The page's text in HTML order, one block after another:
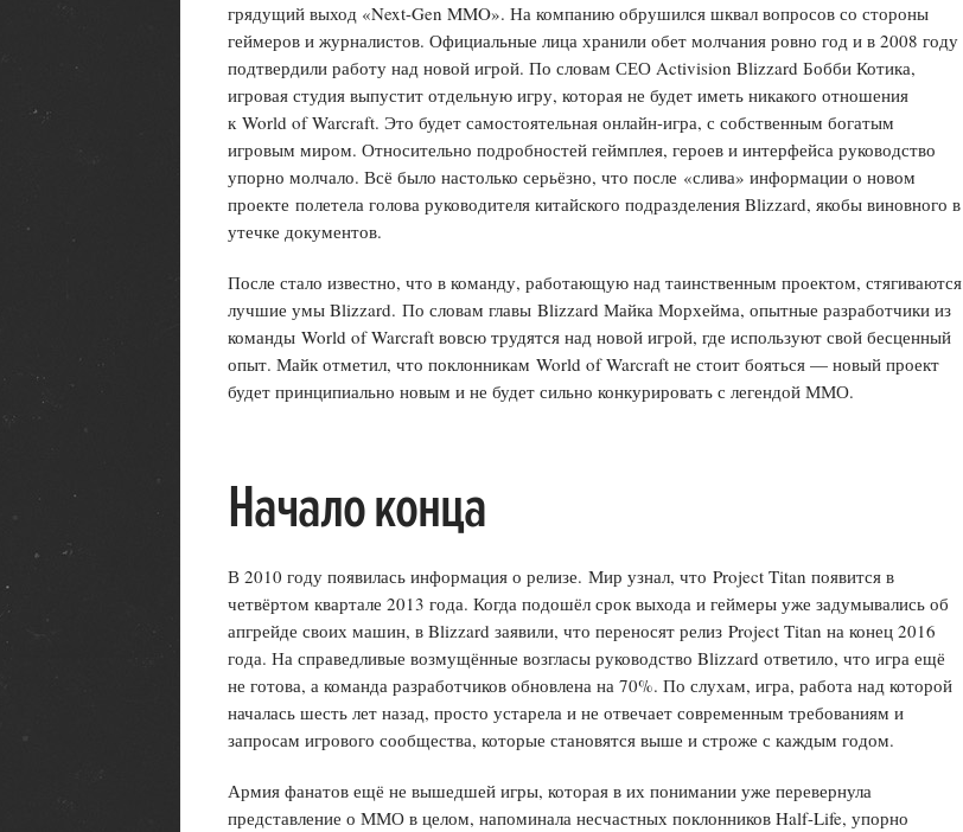
грядущий выход «Next-Gen MMO». На компанию обрушился шквал вопросов со стороны
геймеров и журналистов. Официальные лица хранили обет молчания ровно год и в 2008 году
подтвердили работу над новой игрой. По словам СЕО Activision Blizzard Бобби Котика,
игровая студия выпустит отдельную игру, которая не будет иметь никакого отношения
к World of Warcraft. Это будет самостоятельная онлайн-игра, с собственным богатым
игровым миром. Относительно подробностей геймплея, героев и интерфейса руководство
упорно молчало. Всё было настолько серьёзно, что после «слива» информации о новом
проекте полетела голова руководителя китайского подразделения Blizzard, якобы виновного в
утечке документов.
После стало известно, что в команду, работающую над таинственным проектом, стягиваются
лучшие умы Blizzard. По словам главы Blizzard Майка Морхейма, опытные разработчики из
команды World of Warcraft вовсю трудятся над новой игрой, где используют свой бесценный
опыт. Майк отметил, что поклонникам World of Warcraft не стоит бояться — новый проект
будет принципиально новым и не будет сильно конкурировать с легендой ММО.
Начало конца
В 2010 году появилась информация о релизе. Мир узнал, что Project Titan появится в
четвёртом квартале 2013 года. Когда подошёл срок выхода и геймеры уже задумывались об
апгрейде своих машин, в Blizzard заявили, что переносят релиз Project Titan на конец 2016
года. На справедливые возмущённые возгласы руководство Blizzard ответило, что игра ещё
не готова, а команда разработчиков обновлена на 70%. По слухам, игра, работа над которой
началась шесть лет назад, просто устарела и не отвечает современным требованиям и
запросам игрового сообщества, которые становятся выше и строже с каждым годом.
Армия фанатов ещё не вышедшей игры, которая в их понимании уже перевернула
представление о ММО в целом, напоминала несчастных поклонников Half-Life, упорно